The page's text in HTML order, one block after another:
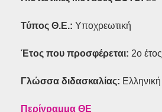
Τύπος Θ.Ε.: Υποχρεωτική
Έτος που προσφέρεται: 2ο έτος
Γλώσσα διδασκαλίας: Ελληνική
Περίγραμμα ΘΕ